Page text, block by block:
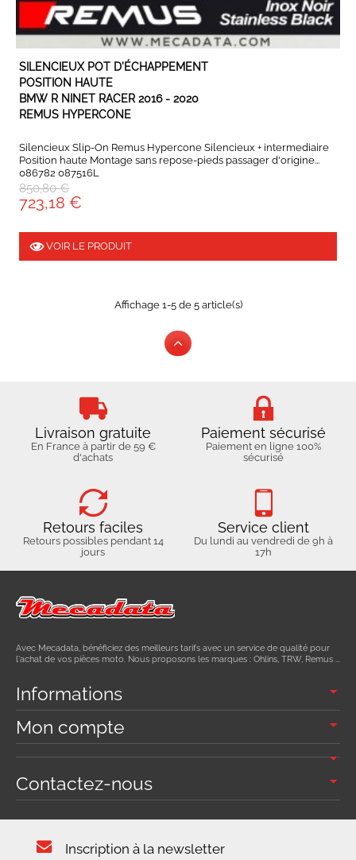
EN STOCK
SILENCIEUX POT D'ÉCHAPPEMENT
POSITION HAUTE
BMW R NINET RACER 2016 - 2020
REMUS HYPERCONE
Silencieux Slip-On Remus Hypercone Silencieux + intermediaire
Position haute Montage sans repose-pieds passager d'origine...
086782 087516L
850,80 €
723,18 €
VOIR LE PRODUIT
Affichage 1-5 de 5 article(s)
Livraison gratuite
En France à partir de 59 €
d'achats
Paiement sécurisé
Paiement en ligne 100%
sécurisé
Retours faciles
Retours possibles pendant 14
jours
Service client
Du lundi au vendredi de 9h à
17h
Avec Mecadata, bénéficiez des meilleurs tarifs avec un service de qualité pour
l'achat de vos pièces moto. Nous proposons les marques : Ohlins, TRW, Remus ...
Informations
Mon compte
Contactez-nous
Inscription à la newsletter